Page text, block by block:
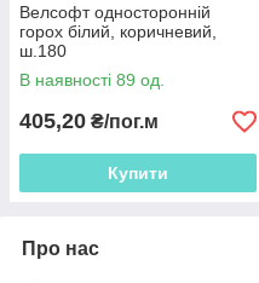
Велсофт односторонній
горох білий, коричневий,
ш.180
В наявності 89 од.
405,20 ₴/пог.м
Купити
Про нас